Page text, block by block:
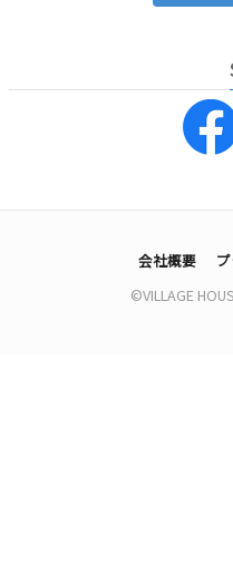
会社概要
©VILLAGE